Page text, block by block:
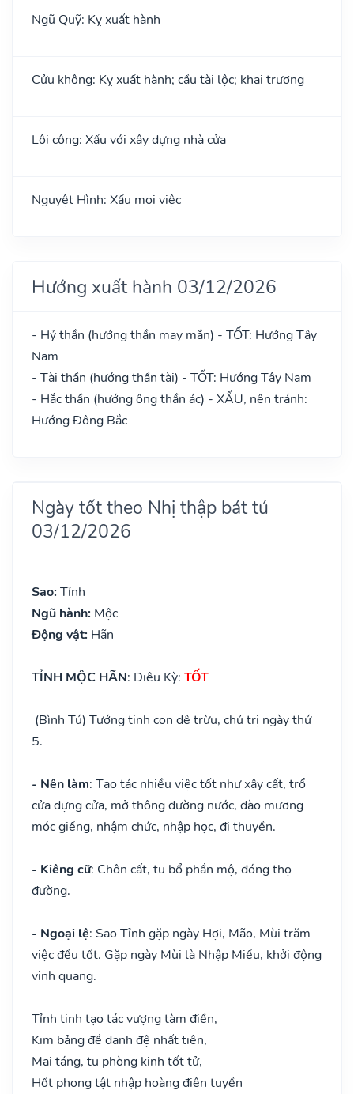
Ngũ Quỹ: Kỵ xuất hành
Cửu không: Kỵ xuất hành; cầu tài lộc; khai trương
Lôi công: Xấu với xây dựng nhà cửa
Nguyệt Hình: Xấu mọi việc
Hướng xuất hành 03/12/2026
- Hỷ thần (hướng thần may mắn) - TỐT: Hướng Tây
Nam
- Tài thần (hướng thần tài) - TỐT: Hướng Tây Nam
- Hắc thần (hướng ông thần ác) - XẤU, nên tránh:
Hướng Đông Bắc
Ngày tốt theo Nhị thập bát tú
03/12/2026
Sao: Tỉnh
Ngũ hành: Mộc
Động vật: Hãn
TỈNH MỘC HÃN: Diêu Kỳ: TỐT
(Bình Tú) Tướng tinh con dê trừu, chủ trị ngày thứ
5.
- Nên làm: Tạo tác nhiều việc tốt như xây cất, trổ
cửa dựng cửa, mở thông đường nước, đào mương
móc giếng, nhậm chức, nhập học, đi thuyền.
- Kiêng cữ: Chôn cất, tu bổ phần mộ, đóng thọ
đường.
- Ngoại lệ: Sao Tỉnh gặp ngày Hợi, Mão, Mùi trăm
việc đều tốt. Gặp ngày Mùi là Nhập Miếu, khởi động
vinh quang.
Tỉnh tinh tạo tác vượng tàm điền,
Kim bảng đề danh đệ nhất tiên,
Mai táng, tu phòng kinh tốt tử,
Hốt phong tật nhập hoàng điên tuyền